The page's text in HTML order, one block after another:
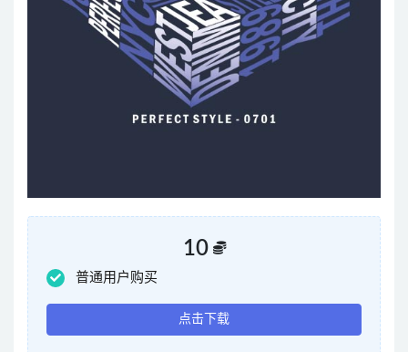
10
普通用户购买
点击下载